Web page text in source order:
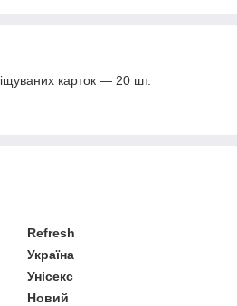
карток — 20 шт.
Refresh
Україна
Унісекс
Новий